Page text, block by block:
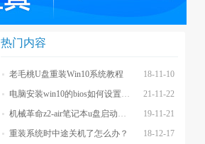
热门内容
18-11-10
老毛桃U盘重装Win10系统教程
21-11-22
电脑安装win10的bios如何设置u盘图文教程
19-11-21
机械革命z2-air笔记本u盘启动BIOS设置教程
18-12-17
重装系统时中途关机了怎么办？